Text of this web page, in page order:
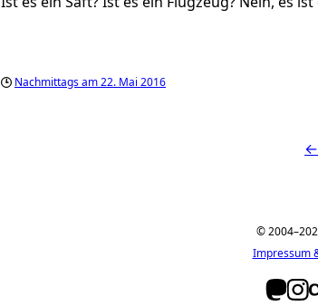
Nachmittags am 22. Mai 2016
←
©
Impressum